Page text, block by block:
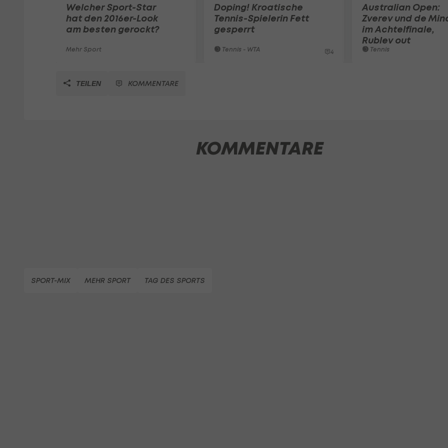
Welcher Sport-Star
hat den 2016er-Look
am besten gerockt?
Mehr Sport
Doping! Kroatische
Tennis-Spielerin Fett
gesperrt
Tennis - WTA 4
Australian Open:
Zverev und de
im Achtelfinale,
Rublev out
Tennis
TEILEN KOMMENTARE
KOMMENTARE
SPORT-MIX MEHR SPORT TAG DES SPORTS